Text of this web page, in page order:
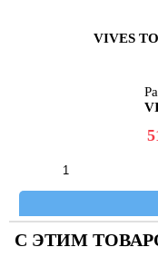
VIVES
С ЭТИМ